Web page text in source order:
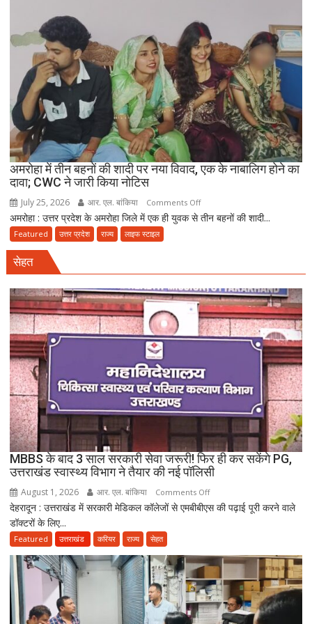
रेड,
₹25
लाख
रंगदारी
गैंग
गिरफ्तार
अमरोहा में तीन बहनों की शादी पर नया विवाद, एक के नाबालिग होने का
दावा; CWC ने जारी किया नोटिस
July 25, 2026 आर. एल. बांकिया Comments Offon
अमरोहा
शादी
पर
नया
विवाद,
के
नाबालिग
का
दावा;
CWC
ने
जारी
किया
नोटिस
अमरोहा : उत्तर प्रदेश के अमरोहा जिले में एक ही युवक से तीन बहनों की शादी...
Featured उत्तर प्रदेश राज्य लाइफ स्टाइल
सेहत
MBBS के बाद 3 साल सरकारी सेवा जरूरी! फिर ही कर सकेंगे PG,
उत्तराखंड स्वास्थ्य विभाग ने तैयार की नई पॉलिसी
August 1, 2026 आर. एल. बांकिया Comments Offon
MBBS
साल
सरकारी
सेवा
जरूरी!
देहरादून : उत्तराखंड में सरकारी मेडिकल कॉलेजों से एमबीबीएस की पढ़ाई पूरी करने वाले
डॉक्टरों के लिए...
Featured उत्तराखंड करियर राज्य सेहत